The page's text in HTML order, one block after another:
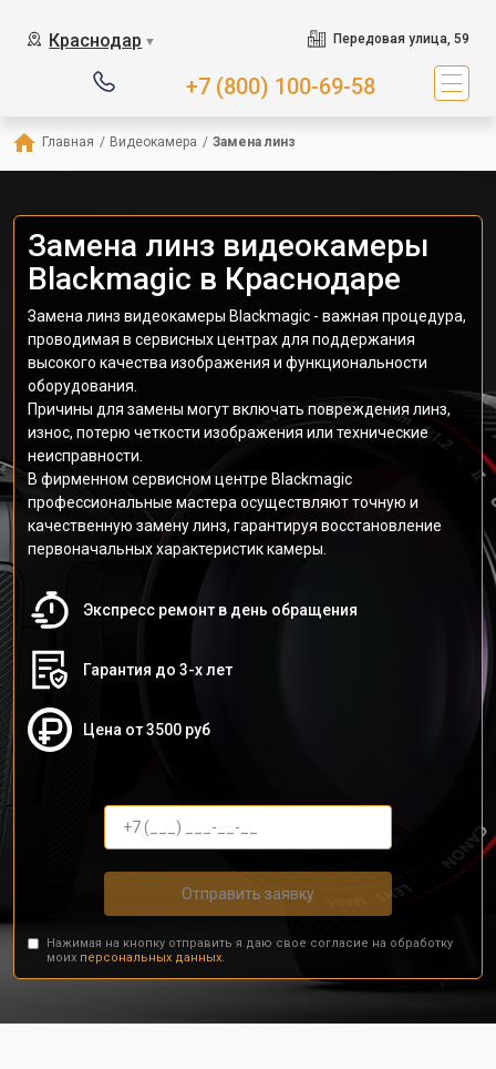
Краснодар ▼ Передовая улица, 59
+7 (800) 100-69-58
Главная / Видеокамера / Замена линз
Замена линз видеокамеры
Blackmagic в Краснодаре
Замена линз видеокамеры Blackmagic - важная процедура,
проводимая в сервисных центрах для поддержания
высокого качества изображения и функциональности
оборудования.
Причины для замены могут включать повреждения линз,
износ, потерю четкости изображения или технические
неисправности.
В фирменном сервисном центре Blackmagic
профессиональные мастера осуществляют точную и
качественную замену линз, гарантируя восстановление
первоначальных характеристик камеры.
Экспресс ремонт в день обращения
Гарантия до 3-х лет
Цена от 3500 руб
Отправить заявку
Нажимая на кнопку отправить я даю свое согласие на обработку
моих персональных данных.